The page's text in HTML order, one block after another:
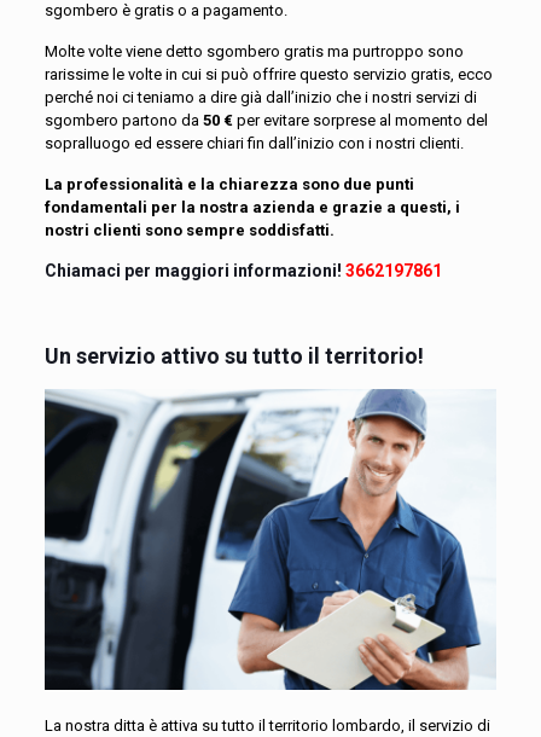
sgombero è gratis o a pagamento.
Molte volte viene detto sgombero gratis ma purtroppo sono
rarissime le volte in cui si può offrire questo servizio gratis, ecco
perché noi ci teniamo a dire già dall’inizio che i nostri servizi di
sgombero partono da 50 €per evitare sorprese al momento del
sopralluogo ed essere chiari fin dall’inizio con i nostri clienti.
La professionalità e la chiarezza sono due punti
fondamentali per la nostra azienda e grazie a questi, i
nostri clienti sono sempre soddisfatti.
Chiamaci per maggiori informazioni! 3662197861
Un servizio attivo su tutto il territorio!
La nostra ditta è attiva su tutto il territorio lombardo, il servizio di